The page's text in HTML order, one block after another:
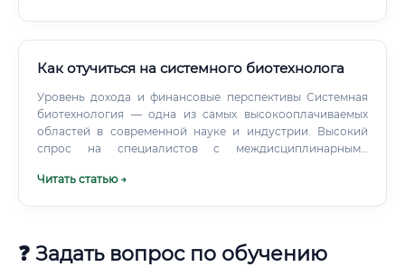
Как отучиться на системного биотехнолога
Уровень дохода и финансовые перспективы Системная
биотехнология — одна из самых высокооплачиваемых
областей в современной науке и индустрии. Высокий
спрос на специалистов с междисциплинарными
привлекательный уровень заработной платы. Таблица
стартовую позицию с доходом в районе 80-100 тыс.
Читать статью →
❓ Задать вопрос по обучению